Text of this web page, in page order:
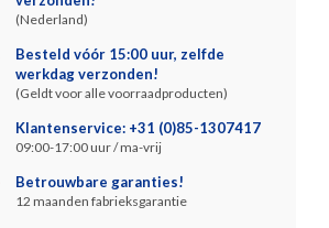
(Nederland)
Besteld vóór 15:00 uur, zelfde
werkdag verzonden!
(Geldt voor alle voorraadproducten)
Klantenservice: +31 (0)85-1307417
09:00-17:00 uur / ma-vrij
Betrouwbare garanties!
12 maanden fabrieksgarantie